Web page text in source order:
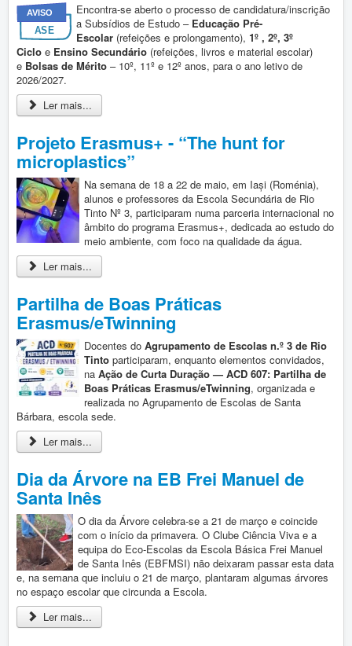
Encontra-se aberto o processo de candidatura/inscrição
a Subsídios de Estudo – Educação Pré-
Escolar (refeições e prolongamento), 1º , 2º, 3º
Ciclo e Ensino Secundário (refeições, livros e material escolar)
e Bolsas de Mérito – 10º, 11º e 12º anos, para o ano letivo de
2026/2027.
Ler mais...
Projeto Erasmus+ - “The hunt for
microplastics”
Na semana de 18 a 22 de maio, em Iași (Roménia),
alunos e professores da Escola Secundária de Rio
Tinto Nº 3, participaram numa parceria internacional no
âmbito do programa Erasmus+, dedicada ao estudo do
meio ambiente, com foco na qualidade da água.
Ler mais...
Partilha de Boas Práticas
Erasmus/eTwinning
Docentes do Agrupamento de Escolas n.º 3 de Rio
Tinto participaram, enquanto elementos convidados,
na Ação de Curta Duração — ACD 607: Partilha de
Boas Práticas Erasmus/eTwinning, organizada e
realizada no Agrupamento de Escolas de Santa
Bárbara, escola sede.
Ler mais...
Dia da Árvore na EB Frei Manuel de
Santa Inês
O dia da Árvore celebra-se a 21 de março e coincide
com o início da primavera. O Clube Ciência Viva e a
equipa do Eco-Escolas da Escola Básica Frei Manuel
de Santa Inês (EBFMSI) não deixaram passar esta data
e, na semana que incluiu o 21 de março, plantaram algumas árvores
no espaço escolar que circunda a Escola.
Ler mais...